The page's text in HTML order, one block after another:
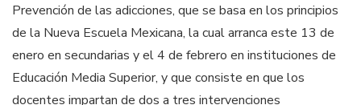
Prevención de las adicciones, que se basa en los principios
de la Nueva Escuela Mexicana, la cual arranca este 13 de
enero en secundarias y el 4 de febrero en instituciones de
Educación Media Superior, y que consiste en que los
docentes impartan de dos a tres intervenciones